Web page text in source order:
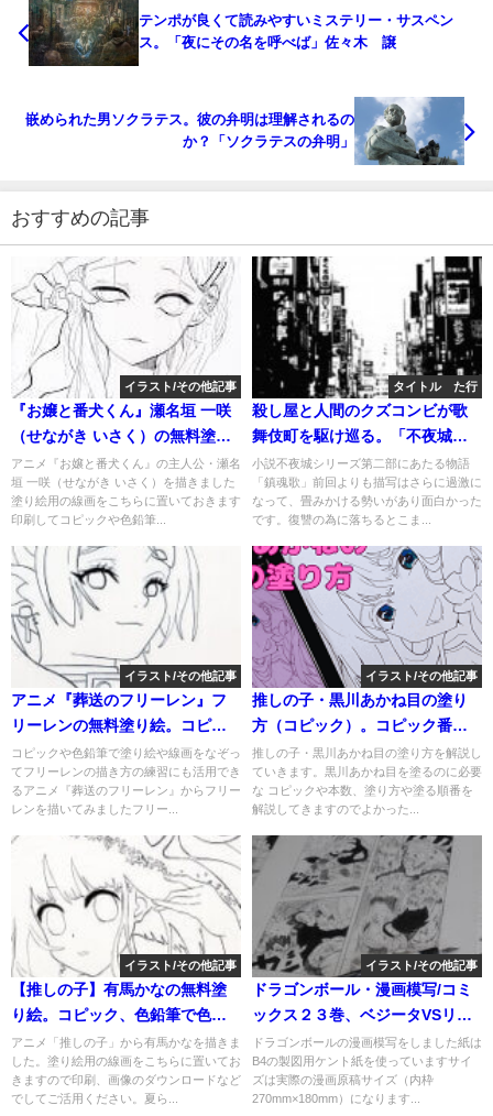
テンポが良くて読みやすいミステリー・サスペン
ス。「夜にその名を呼べば」佐々木 譲
嵌められた男ソクラテス。彼の弁明は理解されるの
か？「ソクラテスの弁明」
おすすめの記事
イラスト/その他記事
『お嬢と番犬くん』瀬名垣 一咲
（せながき いさく）の無料塗り
絵。アイビスペイントやコピッ
ク、色鉛筆で塗り絵できる塗り
絵用の線画
アニメ『お嬢と番犬くん』の主人公・瀬名
垣 一咲（せながき いさく）を描きました
塗り絵用の線画をこちらに置いておきます
印刷してコピックや色鉛筆...
タイトル た行
殺し屋と人間のクズコンビが歌
舞伎町を駆け巡る。「不夜城」
第２部～鎮魂歌
小説不夜城シリーズ第二部にあたる物語
「鎮魂歌」前回よりも描写はさらに過激に
なって、畳みかける勢いがあり面白かった
です。復讐の為に落ちるとこま...
イラスト/その他記事
アニメ『葬送のフリーレン』フ
リーレンの無料塗り絵。コピッ
クや色鉛筆で塗り絵や線画をな
ぞってフリーレンの描き方の練
習にも活用できる
コピックや色鉛筆で塗り絵や線画をなぞっ
てフリーレンの描き方の練習にも活用でき
るアニメ『葬送のフリーレン』からフリー
レンを描いてみましたフリー...
イラスト/その他記事
推しの子・黒川あかね目の塗り
方（コピック）。コピック番号
（色）、塗り方、順番を解説。
解説動画付き。
推しの子・黒川あかね目の塗り方を解説し
ていきます。黒川あかね目を塗るのに必要
な コピックや本数、塗り方や塗る順番を
解説してきますのでよかった...
イラスト/その他記事
【推しの子】有馬かなの無料塗
り絵。コピック、色鉛筆で色塗
りの練習や線画をなぞって描き
方の練習用にも活用できる
アニメ「推しの子」から有馬かなを描きま
した。塗り絵用の線画をこちらに置いてお
きますので印刷、画像のダウンロードなど
でしてご活用ください。夏ら...
イラスト/その他記事
ドラゴンボール・漫画模写/コミ
ックス２３巻、ベジータVSリク
ームの戦闘シーンを模写しまし
た。
ドラゴンボールの漫画模写をしました紙は
B4の製図用ケント紙を使っていますサイ
ズは実際の漫画原稿サイズ（内枠
270mm×180mm）になります...